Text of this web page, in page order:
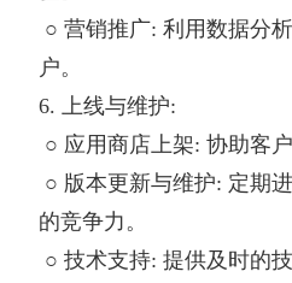
○ 营销推广: 利用数据分
户。
6. 上线与维护:
○ 应用商店上架: 协助客
○ 版本更新与维护: 定期
的竞争力。
○ 技术支持: 提供及时的